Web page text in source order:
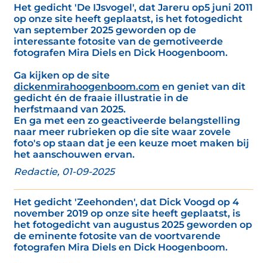
Het gedicht 'De IJsvogel', dat Jareru op5 juni 2011
op onze site heeft geplaatst, is het fotogedicht
van september 2025 geworden op de
interessante fotosite van de gemotiveerde
fotografen Mira Diels en Dick Hoogenboom.
Ga kijken op de site
dickenmirahoogenboom.com en geniet van dit
gedicht én de fraaie illustratie in de
herfstmaand van 2025.
En ga met een zo geactiveerde belangstelling
naar meer rubrieken op die site waar zovele
foto's op staan dat je een keuze moet maken bij
het aanschouwen ervan.
Redactie, 01-09-2025
Het gedicht 'Zeehonden', dat Dick Voogd op 4
november 2019 op onze site heeft geplaatst, is
het fotogedicht van augustus 2025 geworden op
de eminente fotosite van de voortvarende
fotografen Mira Diels en Dick Hoogenboom.